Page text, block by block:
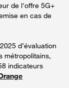
de l'offre 5G+
en cas de
d’évaluation
métropolitains,
indicateurs